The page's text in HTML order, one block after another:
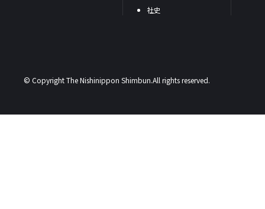
社史
© Copyright The Nishinippon Shimbun.All rights reserved.